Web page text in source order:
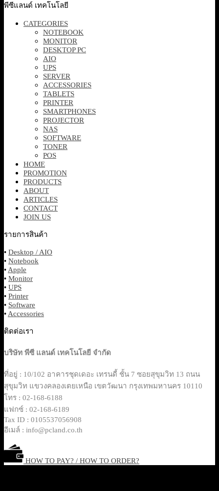
พีซีแลนด์ เทคโนโลยี
CATEGORIES
NOTEBOOK
MONITOR
DESKTOP PC
AIO
UPS
SERVER
ACCESSORIES
TABLETS
PRINTER
SMARTPHONES
PROJECTOR
NAS
SOFTWARE
TONER
POS
HOME
PROMOTION
PRODUCTS
ABOUT
ARTICLES
CONTACT
JOIN US
รายการสินค้า
• Desktop / AIO
• Notebook
• Apple
• Monitor
• UPS
• Printer
• Software
• Accessories
ติดต่อเรา
บริษัท พีซี แลนด์ เทคโนโลยี จำกัด
ที่อยู่ : 10/102 อาคารชุดเดอะ เทรนดี้ ชั้น 7 ซอยสุขุมวิท 13 ถนน
สุขุมวิท แขวงคลองเตยเหนือ เขตวัฒนา กรุงเทพมหานคร 10110
โทร : 02-168-6188
แฟกซ์ : 02-168-6189
Tax ID : 0105537056908
อีเมล์ : info@pcland.co.th
HOW TO PAY? / HOW TO ORDER?